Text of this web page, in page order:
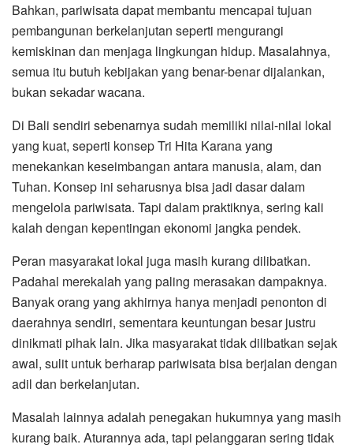
Bahkan, pariwisata dapat membantu mencapai tujuan
pembangunan berkelanjutan seperti mengurangi
kemiskinan dan menjaga lingkungan hidup. Masalahnya,
semua itu butuh kebijakan yang benar-benar dijalankan,
bukan sekadar wacana.
Di Bali sendiri sebenarnya sudah memiliki nilai-nilai lokal
yang kuat, seperti konsep Tri Hita Karana yang
menekankan keseimbangan antara manusia, alam, dan
Tuhan. Konsep ini seharusnya bisa jadi dasar dalam
mengelola pariwisata. Tapi dalam praktiknya, sering kali
kalah dengan kepentingan ekonomi jangka pendek.
Peran masyarakat lokal juga masih kurang dilibatkan.
Padahal merekalah yang paling merasakan dampaknya.
Banyak orang yang akhirnya hanya menjadi penonton di
daerahnya sendiri, sementara keuntungan besar justru
dinikmati pihak lain. Jika masyarakat tidak dilibatkan sejak
awal, sulit untuk berharap pariwisata bisa berjalan dengan
adil dan berkelanjutan.
Masalah lainnya adalah penegakan hukumnya yang masih
kurang baik. Aturannya ada, tapi pelanggaran sering tidak